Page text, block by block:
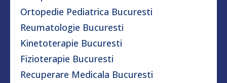
Ortopedie Pediatrica Bucuresti
Reumatologie Bucuresti
Kinetoterapie Bucuresti
Fizioterapie Bucuresti
Recuperare Medicala Bucuresti